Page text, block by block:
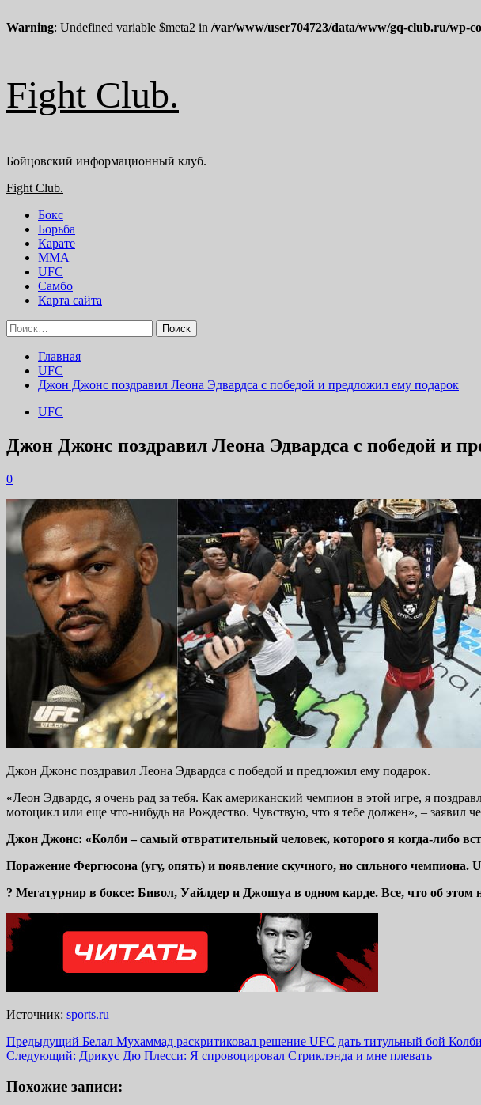
Warning: Undefined variable $meta2 in /var/www/user704723/data/www/gq-club.ru/wp-
содержимому
Fight Club.
Бойцовский информационный клуб.
Основное
Fight Club.
Бокс
Борьба
Карате
ММА
UFC
Самбо
Карта сайта
Найти:
Главная
UFC
Джон Джонс поздравил Леона Эдвардса с победой и предложил ему подарок
UFC
Джон Джонс поздравил Леона Эдвардса с победой и
0
Джон Джонс поздравил Леона Эдвардса с победой и предложил ему подарок.
«Леон Эдвардс, я очень рад за тебя. Как американский чемпион в этой игре, я
мотоцикл или еще что-нибудь на Рождество. Чувствую, что я тебе должен», –
Джон Джонс: «Колби – самый отвратительный человек, которого я когда-либо
Поражение Фергюсона (угу, опять) и появление скучного, но сильного чемпиона.
? Мегатурнир в боксе: Бивол, Уайлдер и Джошуа в одном карде. Все, что об этом
Источник: sports.ru
Навигация
записи
Предыдущий Белал Мухаммад раскритиковал решение UFC дать титульный бой
Следующий: Дрикус Дю Плесси: Я спровоцировал Стриклэнда и мне плевать
Похожие записи: